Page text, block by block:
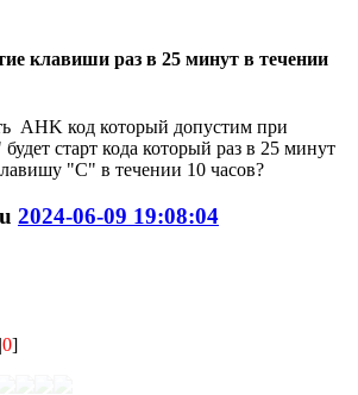
клавиши раз в 25 минут в течении
AHK код который допустим при
старт кода который раз в 25 минут
"C" в течении 10 часов?
2024-06-09 19:08:04
|0]